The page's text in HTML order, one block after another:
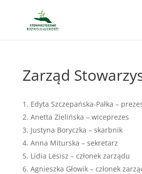
Zarząd
Edyta Szczepańska-Pałka –
Anetta Zielińska – wiceprezes
Justyna Boryczka – skarbnik
Anna Miturska – sekretarz
Lidia Lesisz – członek zarządu
Agnieszka Głowik – członek